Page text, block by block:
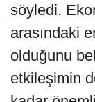
söyledi.
arasındaki
olduğunu
etkileşimin